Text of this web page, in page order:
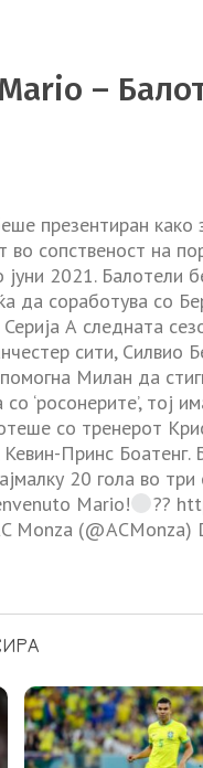
–
презентиран како
во сопственост на
јуни 2021.
да соработува со
Серија А следната
сити, Силвио
Милан да
‘росонерите’, тој
со тренерот
Принс
20 гола во
Mario!
??
Monza (@ACMonza)